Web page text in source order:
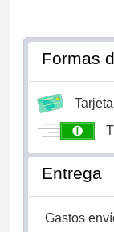
Formas
Entrega
Gastos